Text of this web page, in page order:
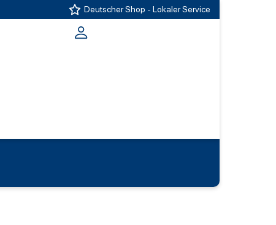
Deutscher Shop - Lokaler Service